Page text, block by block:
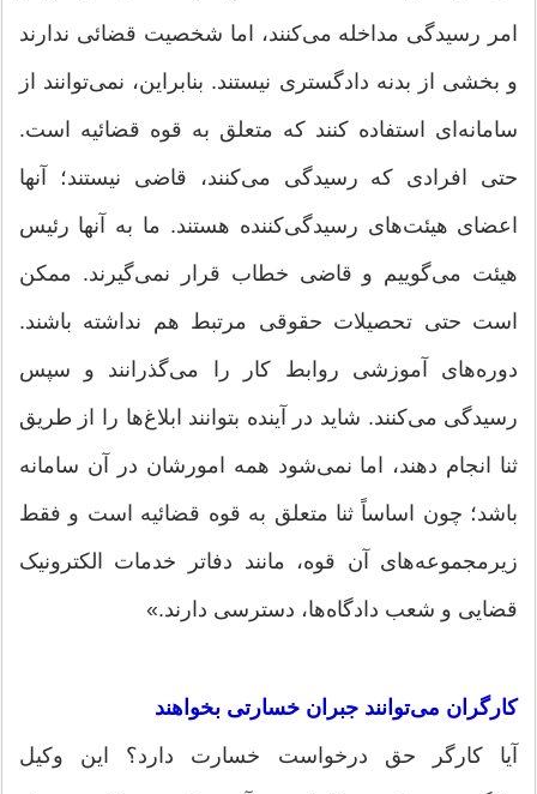
امر رسیدگی مداخله می‌کنند، اما شخصیت قضائی ندارند
و بخشی از بدنه دادگستری نیستند. بنابراین، نمی‌توانند از
سامانه‌ای استفاده کنند که متعلق به قوه قضائیه است.
حتی افرادی که رسیدگی می‌کنند، قاضی نیستند؛ آنها
اعضای هیئت‌های رسیدگی‌کننده هستند. ما به آنها رئیس
هیئت می‌گوییم و قاضی خطاب قرار نمی‌گیرند. ممکن
است حتی تحصیلات حقوقی مرتبط هم نداشته باشند.
دوره‌های آموزشی روابط کار را می‌گذرانند و سپس
رسیدگی می‌کنند. شاید در آینده بتوانند ابلاغ‌ها را از طریق
ثنا انجام دهند، اما نمی‌شود همه امورشان در آن سامانه
باشد؛ چون اساساً ثنا متعلق به قوه قضائیه است و فقط
زیرمجموعه‌های آن قوه، مانند دفاتر خدمات الکترونیک
قضایی و شعب دادگاه‌ها، دسترسی دارند.»
کارگران می‌توانند جبران خسارتی بخواهند
آیا کارگر حق درخواست خسارت دارد؟ این وکیل